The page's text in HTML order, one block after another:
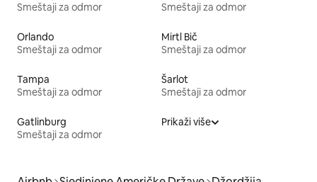
Smeštaji za odmor
Smeštaji za odmor
Orlando
Smeštaji za odmor
Mirtl Bič
Smeštaji za odmor
Tampa
Smeštaji za odmor
Šarlot
Smeštaji za odmor
Gatlinburg
Smeštaji za odmor
Prikaži više